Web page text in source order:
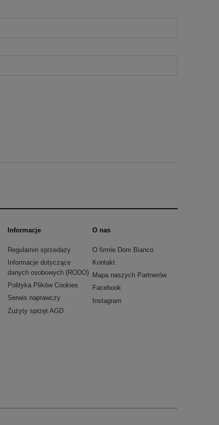
Informacje
Regulamin sprzedaży
Informacje dotyczące
danych osobowych (RODO)
Polityka Plików Cookies
Serwis naprawczy
Zużyty sprzęt AGD
O nas
O firmie Dom Bianco
Kontakt
Mapa naszych Partnerów
Facebook
Instagram